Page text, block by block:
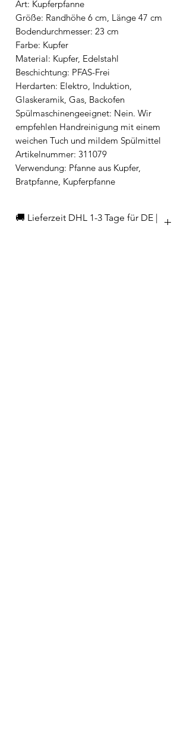
Art: Kupferpfanne
Größe: Randhöhe 6 cm, Länge 47 cm
Bodendurchmesser: 23 cm
Farbe: Kupfer
Material: Kupfer, Edelstahl
Beschichtung: PFAS-Frei
Herdarten: Elektro, Induktion,
Glaskeramik, Gas, Backofen
Spülmaschinengeeignet: Nein. Wir
empfehlen Handreinigung mit einem
weichen Tuch und mildem Spülmittel
Artikelnummer: 311079
Verwendung: Pfanne aus Kupfer,
Bratpfanne, Kupferpfanne
🚚 Lieferzeit DHL 1-3 Tage für DE |